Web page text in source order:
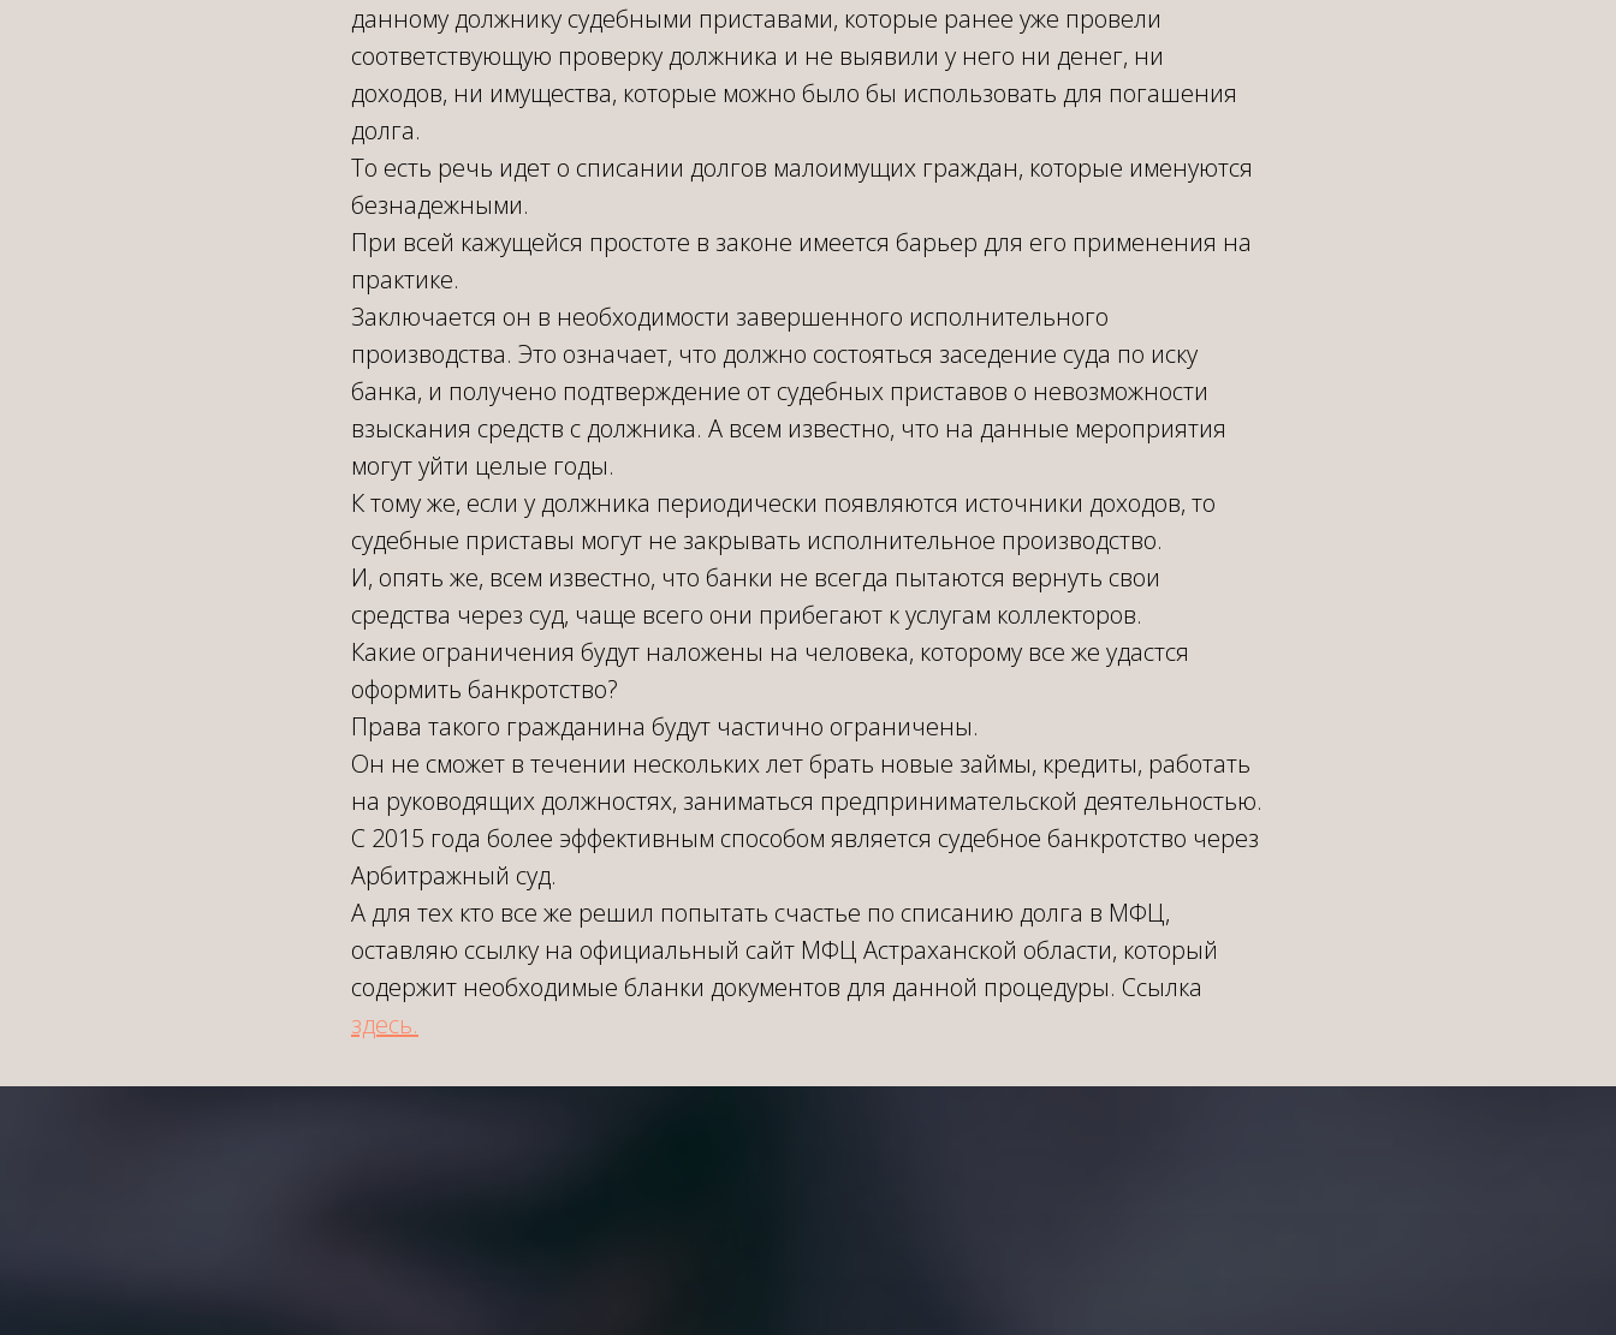
данному должнику судебными приставами, которые ранее уже провели
соответствующую проверку должника и не выявили у него ни денег, ни
доходов, ни имущества, которые можно было бы использовать для погашения
долга.
То есть речь идет о списании долгов малоимущих граждан, которые именуются
безнадежными.
При всей кажущейся простоте в законе имеется барьер для его применения на
практике.
Заключается он в необходимости завершенного исполнительного
производства. Это означает, что должно состояться заседение суда по иску
банка, и получено подтверждение от судебных приставов о невозможности
взыскания средств с должника. А всем известно, что на данные мероприятия
могут уйти целые годы.
К тому же, если у должника периодически появляются источники доходов, то
судебные приставы могут не закрывать исполнительное производство.
И, опять же, всем известно, что банки не всегда пытаются вернуть свои
средства через суд, чаще всего они прибегают к услугам коллекторов.
Какие ограничения будут наложены на человека, которому все же удастся
оформить банкротство?
Права такого гражданина будут частично ограничены.
Он не сможет в течении нескольких лет брать новые займы, кредиты, работать
на руководящих должностях, заниматься предпринимательской деятельностью.
С 2015 года более эффективным способом является судебное банкротство через
Арбитражный суд.
А для тех кто все же решил попытать счастье по списанию долга в МФЦ,
оставляю ссылку на официальный сайт МФЦ Астраханской области, который
содержит необходимые бланки документов для данной процедуры. Ссылка
здесь.